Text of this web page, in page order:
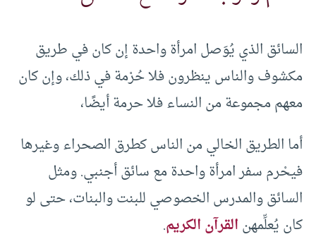
السائق الذي يُوَصل امرأة واحدة إن كان في طريق
مكشوف والناس ينظرون فلا حُرْمة في ذلك، وإن كان
معهم مجموعة من النساء فلا حرمة أيضًا،
أما الطريق الخالي من الناس كطرق الصحراء وغيرها
فيحْرم سفر امرأة واحدة مع سائق أجنبي. ومثل
السائق والمدرس الخصوصي للبنت والبنات، حتى لو
كان يُعلِّمهنالقرآن الكريم.